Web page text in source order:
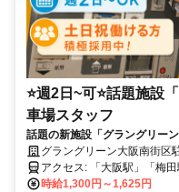
⭐週2日~可⭐話題施設
車場スタッフ
話題の新施設「グラングリー
日祝日勤務可能な方は積極採
ート！【三菱地所グループ】
グラングリーン大阪南街
アクセス: 「大阪駅」「梅田駅」「阪神大阪梅田駅」「阪急大阪梅田
駅」など徒歩スグ
時給1,300円～1,625円